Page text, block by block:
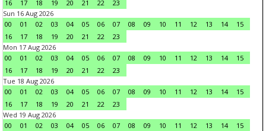
16
17 18 19 20 21 22
23
Sun 16 Aug 2026
00
01 02 03 04 05 06 07 08 09 10 11 12 13 14
15
16
17 18 19 20 21 22
23
Mon 17 Aug 2026
00
01 02 03 04 05 06 07 08 09 10 11 12 13 14
15
16
17 18 19 20 21 22
23
Tue 18 Aug 2026
00
01 02 03 04 05 06 07 08 09 10 11 12 13 14
15
16
17 18 19 20 21 22
23
Wed 19 Aug 2026
00
01 02 03 04 05 06 07 08 09 10 11 12 13 14 15